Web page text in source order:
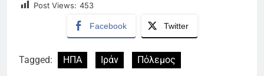
Post Views: 453
Facebook Twitter
Tagged: ΗΠΑ Ιράν Πόλεμος